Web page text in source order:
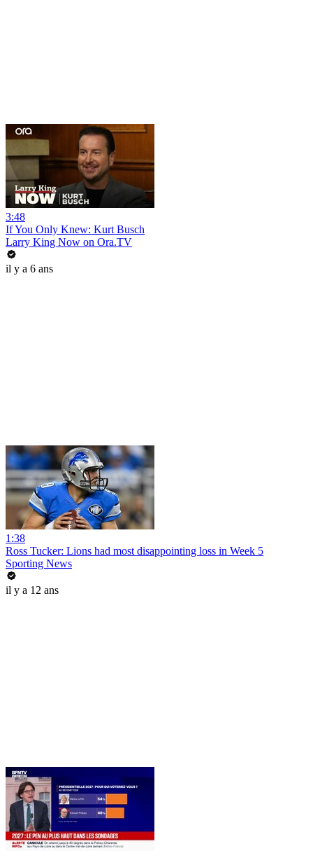
3:48
If You Only Knew: Kurt Busch
Larry King Now on Ora.TV
il y a 6 ans
1:38
Ross Tucker: Lions had most disappointing loss in Week 5
Sporting News
il y a 12 ans